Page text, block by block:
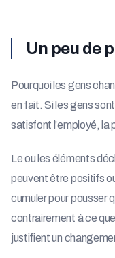
Un peu de
Pourquoi les gens
en fait. Si les gens
satisfont l'employé, la
Le ou les éléments
peuvent être positifs
cumuler pour pousser
contrairement à ce
justifient un